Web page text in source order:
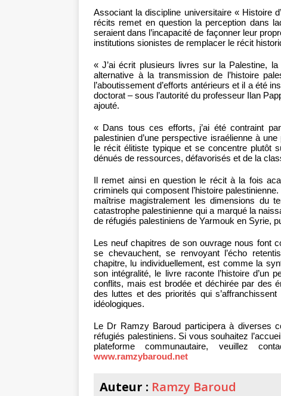
Associant la discipline universitaire « Histoire
récits remet en question la perception dans
seraient dans l’incapacité de façonner leur
institutions sionistes de remplacer le récit
« J’ai écrit plusieurs livres sur la Palestine,
alternative à la transmission de l’histoire
l’aboutissement d’efforts antérieurs et il a été
doctorat – sous l’autorité du professeur Ilan
ajouté.
« Dans tous ces efforts, j’ai été contraint
palestinien d’une perspective israélienne à
le récit élitiste typique et se concentre plutôt
dénués de ressources, défavorisés et de la
Il remet ainsi en question le récit à la fois
criminels qui composent l’histoire
maîtrise magistralement les dimensions du
catastrophe palestinienne qui a marqué la
de réfugiés palestiniens de Yarmouk en Syrie,
Les neuf chapitres de son ouvrage nous font
se chevauchent, se renvoyant l’écho
chapitre, lu individuellement, est comme la
son intégralité, le livre raconte l’histoire d’un
conflits, mais est brodée et déchirée par des
des luttes et des priorités qui
idéologiques.
Le Dr Ramzy Baroud participera à diverses
réfugiés palestiniens. Si vous souhaitez
plateforme communautaire, veuillez
www.ramzybaroud.net
Auteur : Ramzy Baroud